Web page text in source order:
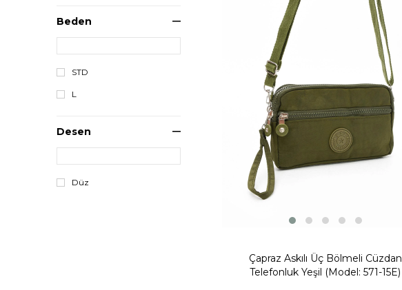
Beden
STD
L
Desen
Düz
Çapraz Askılı Üç Bölmeli Cüzdan
Telefonluk Yeşil (Model: 571-15E)